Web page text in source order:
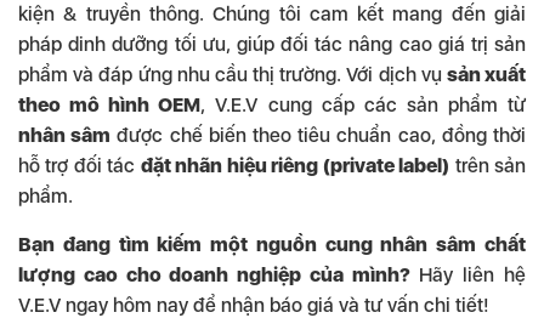
kiện & truyền thông. Chúng tôi cam kết mang đến giải
pháp dinh dưỡng tối ưu, giúp đối tác nâng cao giá trị sản
phẩm và đáp ứng nhu cầu thị trường. Với dịch vụ sản xuất
theo mô hình OEM, V.E.V cung cấp các sản phẩm từ
nhân sâm được chế biến theo tiêu chuẩn cao, đồng thời
hỗ trợ đối tác đặt nhãn hiệu riêng (private label) trên sản
phẩm.
Bạn đang tìm kiếm một nguồn cung nhân sâm chất
lượng cao cho doanh nghiệp của mình?Hãy liên hệ
V.E.V ngay hôm nay để nhận báo giá và tư vấn chi tiết!